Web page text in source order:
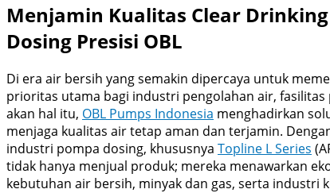
Menjamin Kualitas Clear
Dosing Presisi OBL
Di era air bersih yang semakin dipercaya untuk
prioritas utama bagi industri pengolahan air,
akan hal itu, OBL Pumps Indonesia menghadirkan
menjaga kualitas air tetap aman dan terjamin.
industri pompa dosing, khususnya Topline L Series
tidak hanya menjual produk; mereka menawarkan
kebutuhan air bersih, minyak dan gas, serta industri